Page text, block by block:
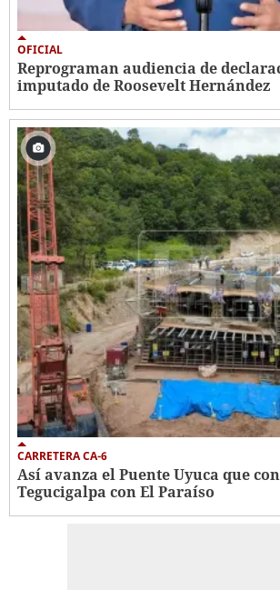
OFICIAL
Reprograman audiencia de
imputado de Roosevelt Hernández
CARRETERA CA-6
Así avanza el Puente Uyuca que
Tegucigalpa con El Paraíso